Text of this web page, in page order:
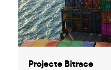
Projecte Bitrace